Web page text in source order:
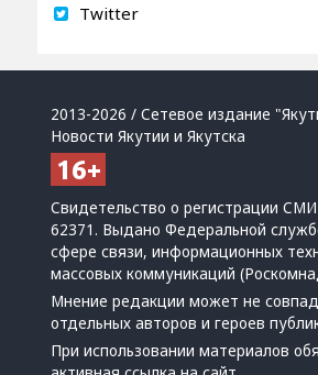
Twitter
2013-2026 / Сетевое издание
Новости Якутии и Якутска
Свидетельство о регистрации
62371. Выдано Федеральной
сфере связи, информационных
массовых коммуникаций
Мнение редакции может не
отдельных авторов и героев
При использовании материалов